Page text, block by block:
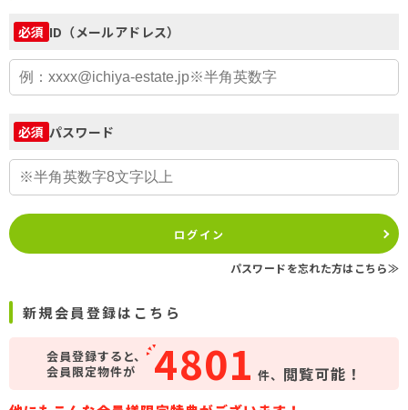
必須 ID（メールアドレス）
必須 パスワード
ログイン
パスワードを忘れた方はこちら≫
新規会員登録はこちら
会員登録すると、
会員限定物件が
4801 件、 閲覧可能！